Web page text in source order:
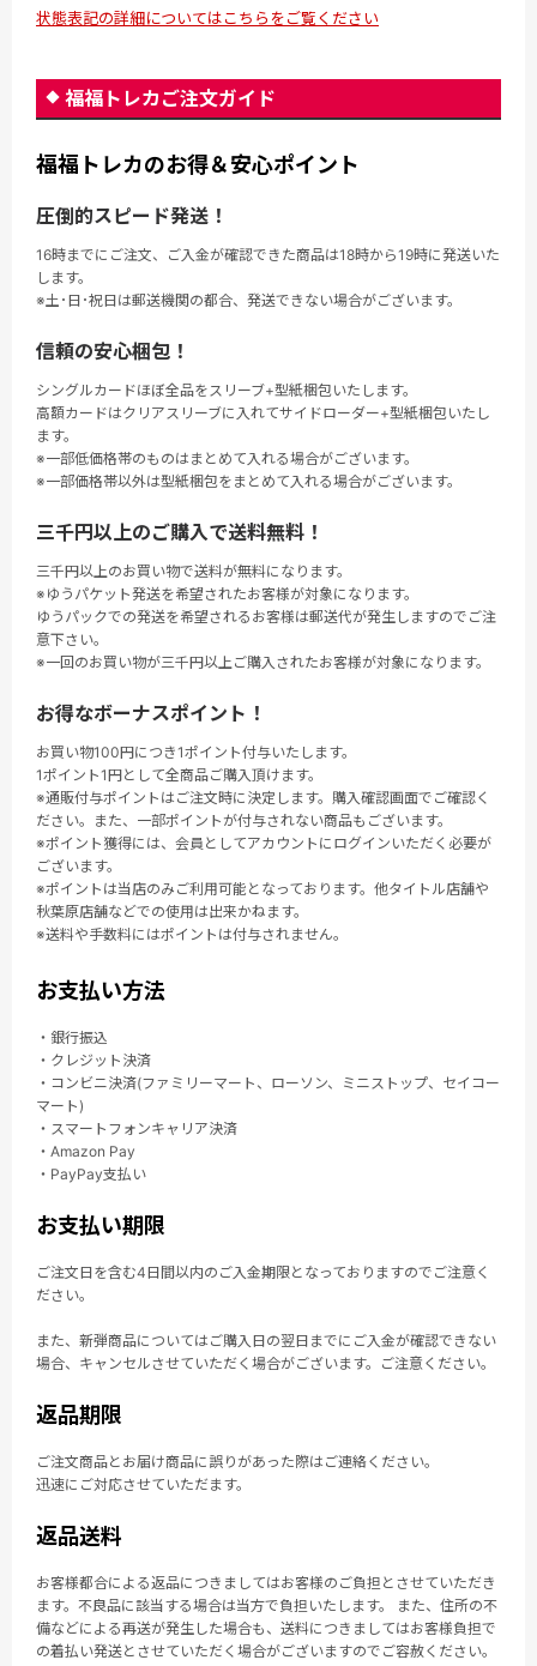
状態表記の詳細についてはこちらをご覧ください
福福トレカご注文ガイド
福福トレカのお得＆安心ポイント
圧倒的スピード発送！
16時までにご注文、ご入金が確認できた商品は18時から19時に発送いた
します。
※土･日･祝日は郵送機関の都合、発送できない場合がございます。
信頼の安心梱包！
シングルカードほぼ全品をスリーブ+型紙梱包いたします。
高額カードはクリアスリーブに入れてサイドローダー+型紙梱包いたし
ます。
※一部低価格帯のものはまとめて入れる場合がございます。
※一部価格帯以外は型紙梱包をまとめて入れる場合がございます。
三千円以上のご購入で送料無料！
三千円以上のお買い物で送料が無料になります。
※ゆうパケット発送を希望されたお客様が対象になります。
ゆうパックでの発送を希望されるお客様は郵送代が発生しますのでご注
意下さい。
※一回のお買い物が三千円以上ご購入されたお客様が対象になります。
お得なボーナスポイント！
お買い物100円につき1ポイント付与いたします。
1ポイント1円として全商品ご購入頂けます。
※通販付与ポイントはご注文時に決定します。購入確認画面でご確認く
ださい。また、一部ポイントが付与されない商品もございます。
※ポイント獲得には、会員としてアカウントにログインいただく必要が
ございます。
※ポイントは当店のみご利用可能となっております。他タイトル店舗や
秋葉原店舗などでの使用は出来かねます。
※送料や手数料にはポイントは付与されません。
お支払い方法
・銀行振込
・クレジット決済
・コンビニ決済(ファミリーマート、ローソン、ミニストップ、セイコー
マート)
・スマートフォンキャリア決済
・Amazon Pay
・PayPay支払い
お支払い期限
ご注文日を含む4日間以内のご入金期限となっておりますのでご注意く
ださい。
また、新弾商品についてはご購入日の翌日までにご入金が確認できない
場合、キャンセルさせていただく場合がございます。ご注意ください。
返品期限
ご注文商品とお届け商品に誤りがあった際はご連絡ください。
迅速にご対応させていただます。
返品送料
お客様都合による返品につきましてはお客様のご負担とさせていただき
ます。不良品に該当する場合は当方で負担いたします。 また、住所の不
備などによる再送が発生した場合も、送料につきましてはお客様負担で
の着払い発送とさせていただく場合がございますのでご容赦ください。